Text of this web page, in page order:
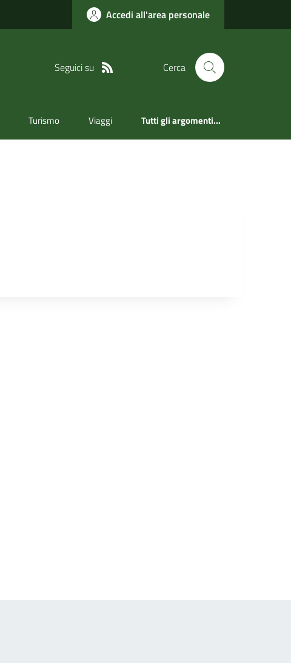
Accedi all'area personale
Seguici su Cerca
Turismo Viaggi Tutti gli argomenti...